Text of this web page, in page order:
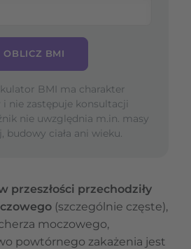
OBLICZ BMI
BMI ma charakter
nie zastępuje konsultacji
nie uwzględnia m.in. masy
budowy ciała ani wieku.
przeszłości przechodziły
(szczególnie częste),
moczowego,
powtórnego zakażenia jest